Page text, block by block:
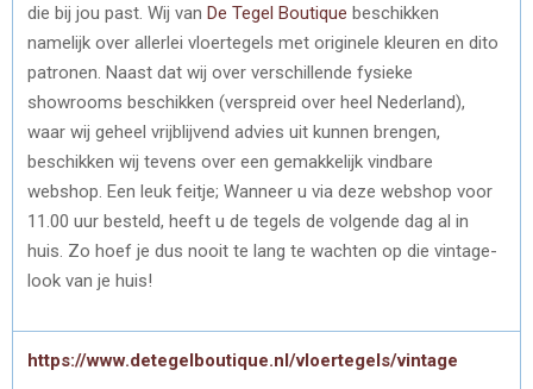
die bij jou past. Wij van De Tegel Boutique beschikken
namelijk over allerlei vloertegels met originele kleuren en dito
patronen. Naast dat wij over verschillende fysieke
showrooms beschikken (verspreid over heel Nederland),
waar wij geheel vrijblijvend advies uit kunnen brengen,
beschikken wij tevens over een gemakkelijk vindbare
webshop. Een leuk feitje; Wanneer u via deze webshop voor
11.00 uur besteld, heeft u de tegels de volgende dag al in
huis. Zo hoef je dus nooit te lang te wachten op die vintage-
look van je huis!
https://www.detegelboutique.nl/vloertegels/vintage